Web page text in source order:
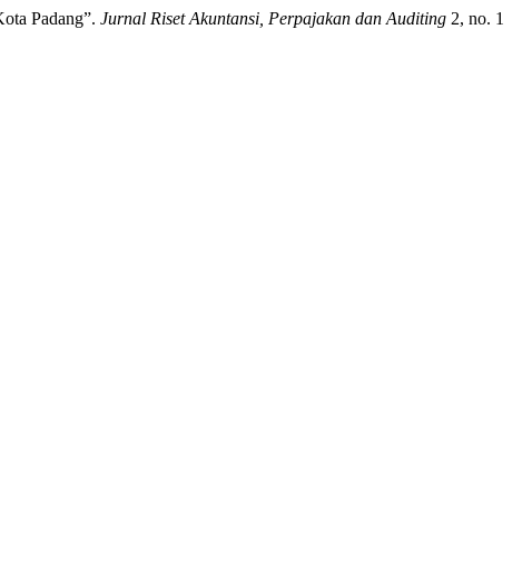
Padang”. Jurnal Riset Akuntansi, Perpajakan dan Auditing 2, no. 1